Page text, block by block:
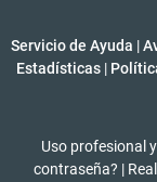
Servicio de Ayuda |
Estadísticas |
Uso profesional
contraseña? |